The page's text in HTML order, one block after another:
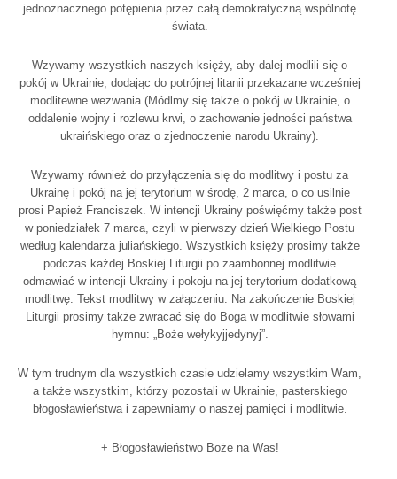
jednoznacznego potępienia przez całą demokratyczną wspólnotę
świata.
Wzywamy wszystkich naszych księży, aby dalej modlili się o
pokój w Ukrainie, dodając do potrójnej litanii przekazane wcześniej
modlitewne wezwania (Módlmy się także o pokój w Ukrainie, o
oddalenie wojny i rozlewu krwi, o zachowanie jedności państwa
ukraińskiego oraz o zjednoczenie narodu Ukrainy).
Wzywamy również do przyłączenia się do modlitwy i postu za
Ukrainę i pokój na jej terytorium w środę, 2 marca, o co usilnie
prosi Papież Franciszek. W intencji Ukrainy poświęćmy także post
w poniedziałek 7 marca, czyli w pierwszy dzień Wielkiego Postu
według kalendarza juliańskiego. Wszystkich księży prosimy także
podczas każdej Boskiej Liturgii po zaambonnej modlitwie
odmawiać w intencji Ukrainy i pokoju na jej terytorium dodatkową
modlitwę. Tekst modlitwy w załączeniu. Na zakończenie Boskiej
Liturgii prosimy także zwracać się do Boga w modlitwie słowami
hymnu: „Boże wełykyjjedynyj”.
W tym trudnym dla wszystkich czasie udzielamy wszystkim Wam,
a także wszystkim, którzy pozostali w Ukrainie, pasterskiego
błogosławieństwa i zapewniamy o naszej pamięci i modlitwie.
+ Błogosławieństwo Boże na Was!